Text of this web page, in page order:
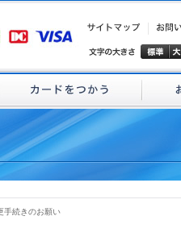
手続きのお願い